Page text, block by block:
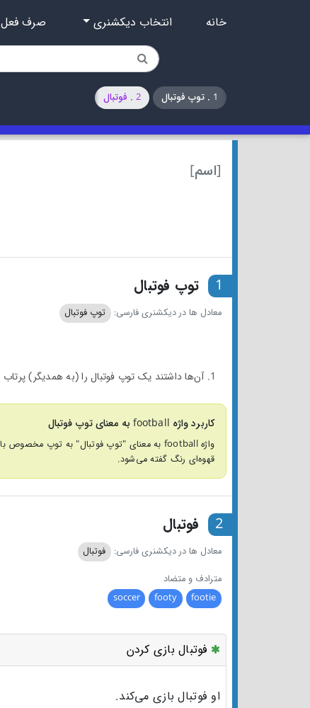
خانه انتخاب دیکشنری صرف فعل
1 . توپ فوتبال 2 . فوتبال
[اسم]
1 توپ فوتبال
معادل ها در دیکشنری فارسی: توپ فوتبال
1. آن‌ها داشتند یک توپ فوتبال را (به همدیگر) پرتاب می‌کردند.
کاربرد واژه football به معنای توپ فوتبال
قهوه‌ای رنگ گفته می‌شود.
2 فوتبال
معادل ها در دیکشنری فارسی:
فوتبال
مترادف و متضاد
footie
footy
soccer
فوتبال بازی کردن
او فوتبال بازی می‌کند.